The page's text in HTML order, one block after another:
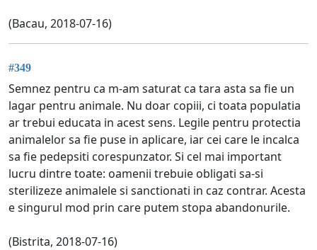
(Bacau, 2018-07-16)
#349
Semnez pentru ca m-am saturat ca tara asta sa fie un
lagar pentru animale. Nu doar copiii, ci toata populatia
ar trebui educata in acest sens. Legile pentru protectia
animalelor sa fie puse in aplicare, iar cei care le incalca
sa fie pedepsiti corespunzator. Si cel mai important
lucru dintre toate: oamenii trebuie obligati sa-si
sterilizeze animalele si sanctionati in caz contrar. Acesta
e singurul mod prin care putem stopa abandonurile.
(Bistrita, 2018-07-16)